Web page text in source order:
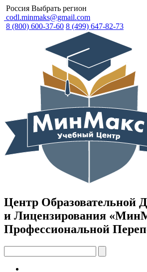
Россия Выбрать регион
codl.minmaks@gmail.com
8 (800) 600-37-60 8 (499) 647-82-73
Центр Образовательной
и Лицензирования
Профессиональной